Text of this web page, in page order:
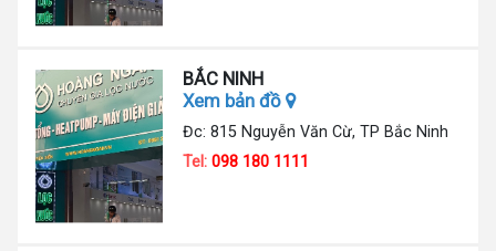
BẮC NINH
Xem bản đồ
Đc: 815 Nguyễn Văn Cừ, TP Bắc Ninh
Tel:098 180 1111